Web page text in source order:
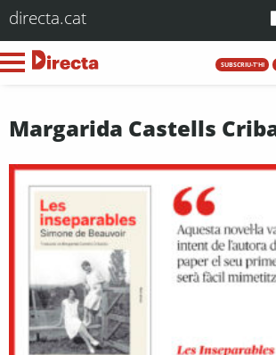
directa.cat
SUBSCRIU-T'HI
Margarida Castells